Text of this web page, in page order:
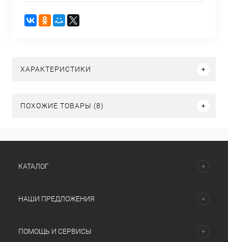
ХАРАКТЕРИСТИКИ
ПОХОЖИЕ ТОВАРЫ (8)
КАТАЛОГ
НАШИ ПРЕДЛОЖЕНИЯ
ПОМОЩЬ И СЕРВИСЫ